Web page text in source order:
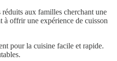
aux familles cherchant une
à offrir une expérience de cuisson
pour la cuisine facile et rapide.